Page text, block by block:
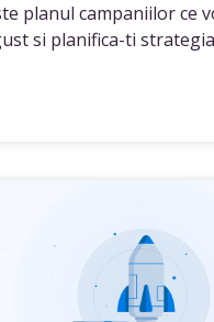
planul campaniilor ce
si planifica-ti strategia